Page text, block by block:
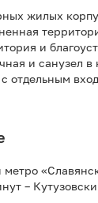
жилых
и
и санузел в
отдельным
–